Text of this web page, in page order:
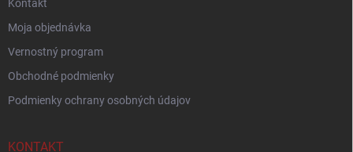
Kontakt
Moja objednávka
Vernostný program
Obchodné podmienky
Podmienky ochrany osobných údajov
KONTAKT